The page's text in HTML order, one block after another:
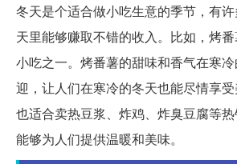
冬天是个适合做小吃生意的季节，有
天里能够赚取不错的收入。比如，烤
小吃之一。烤番薯的甜味和香气在寒
迎，让人们在寒冷的冬天也能尽情享
也适合卖热豆浆、炸鸡、炸臭豆腐等
能够为人们提供温暖和美味。